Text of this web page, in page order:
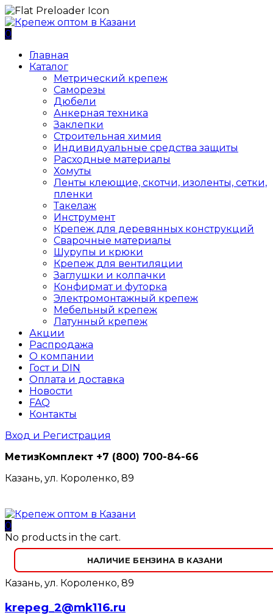
0
Главная
Каталог
Метрический крепеж
Саморезы
Дюбели
Анкерная техника
Заклепки
Строительная химия
Индивидуальные средства защиты
Расходные материалы
Хомуты
Ленты клеющие, скотчи, изоленты, сетки,
пленки
Такелаж
Инструмент
Крепеж для деревянных конструкций
Сварочные материалы
Шурупы и крюки
Крепеж для вентиляции
Заглушки и колпачки
Конфирмат и футорка
Электромонтажный крепеж
Мебельный крепеж
Латунный крепеж
Акции
Распродажа
О компании
Гост и DIN
Оплата и доставка
Новости
FAQ
Контакты
Вход и Регистрация
МетизКомплект +7 (800) 700-84-66
Казань, ул. Короленко, 89
0
No products in the cart.
НАЛИЧИЕ БЕНЗИНА В КАЗАНИ
Казань, ул. Короленко, 89
krepeg_2@mk116.ru